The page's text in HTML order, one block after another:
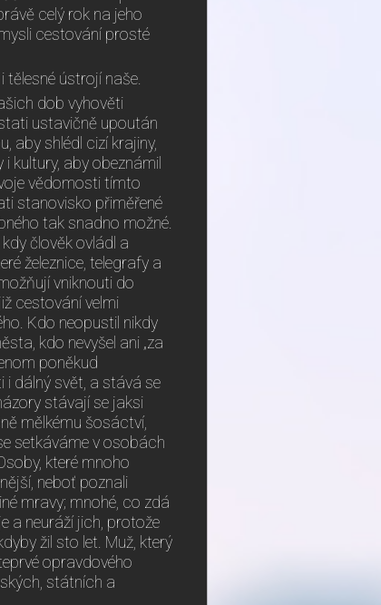
celý rok na jeho
cestování prosté
tělesné ústrojí naše.
dob vyhověti
ustavičně upoután
aby shlédl cizí krajiny,
kultury, aby obeznámil
vědomosti tímto
stanovisko přiměřené
tak snadno možné.
člověk ovládl a
železnice, telegrafy a
vniknouti do
cestování velmi
Kdo neopustil nikdy
kdo nevyšel ani „za
poněkud
i dálný svět, a stává se
stávají se jaksi
mělkému šosáctví,
setkáváme v osobách
které mnoho
neboť poznali
mravy; mnohé, co zdá
a neuráží jich, protože
žil sto let. Muž, který
opravdového
státních a